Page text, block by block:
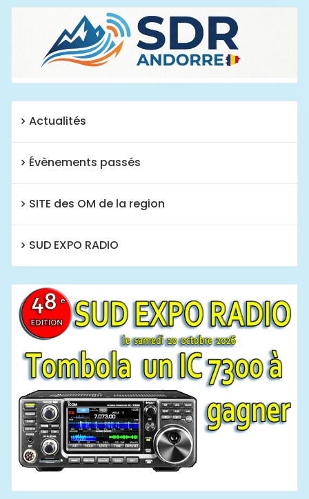
Actualités
Évènements passés
SITE des OM de la region
SUD EXPO RADIO